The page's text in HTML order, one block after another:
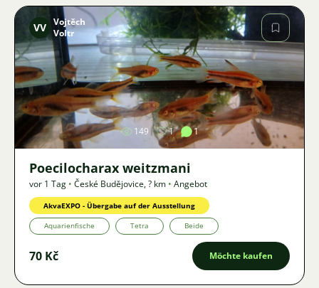
Bild
VV Vojtěch
Voltr
149 1 1
Poecilocharax weitzmani
vor 1 Tag • České Budějovice,? km • Angebot
AkvaEXPO - Übergabe auf der Ausstellung
Aquarienfische Tetra Beide
70 Kč Möchte kaufen